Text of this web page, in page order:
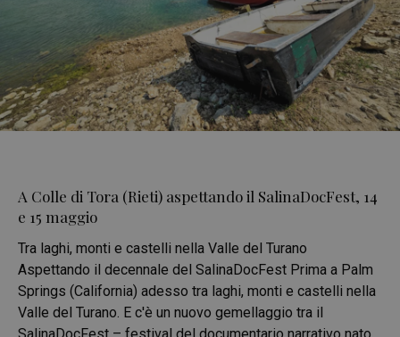
A Colle di Tora (Rieti) aspettando il SalinaDocFest, 14
e 15 maggio
Tra laghi, monti e castelli nella Valle del Turano
Aspettando il decennale del SalinaDocFest Prima a Palm
Springs (California) adesso tra laghi, monti e castelli nella
Valle del Turano. E c'è un nuovo gemellaggio tra il